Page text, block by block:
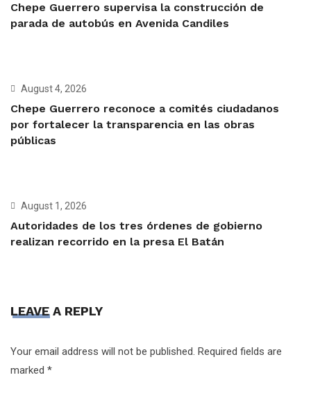
Chepe Guerrero supervisa la construcción de
parada de autobús en Avenida Candiles
August 4, 2026
Chepe Guerrero reconoce a comités ciudadanos
por fortalecer la transparencia en las obras
públicas
August 1, 2026
Autoridades de los tres órdenes de gobierno
realizan recorrido en la presa El Batán
LEAVE A REPLY
Your email address will not be published. Required fields are
marked *